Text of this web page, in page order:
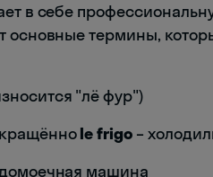
в себе
основные термины,
"лё фур")
le frigo –
машина